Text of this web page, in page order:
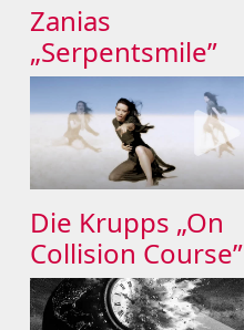
Zanias
„Serpentsmile”
Die Krupps „On
Collision Course”